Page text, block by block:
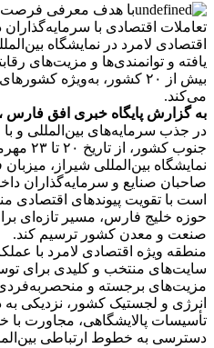
با هدف معرفی
تعاملات اقتصادی با
یافته و توانمندی‌ها و مزیت‌های
بیش از ۲۰ کشور، به‌ویژه
می‌کند.
به گزارش پایگاه خبری افق فارس ،
در جذب سرمایه‌های بین‌المللی و با
نمایشگاه بین‌المللی شیراز، میزبان
صاحبان صنایع و سرمایه‌گذاران
است با تقویت پیوندهای اقتصادی
حوزه خلیج فارس، مسیر تازه‌ای
صنعت و معدن کشور ترسیم کند.
منطقه ویژه اقتصادی لامرد با
سایت‌های منتخب و کلیدی برای
مزیت‌های برجسته و
انرژی و لجستیک کشور، نزدیکی
تأسیسات پالایشگاهی، مجاورت
دسترسی به خطوط ارتباطی